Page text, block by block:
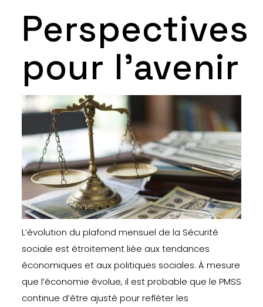
Perspectives
pour l’avenir
L’évolution du plafond mensuel de la Sécurité
sociale est étroitement liée aux tendances
économiques et aux politiques sociales. À mesure
que l’économie évolue, il est probable que le PMSS
continue d’être ajusté pour refléter les